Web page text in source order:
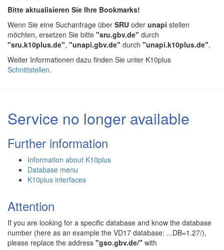
Bitte aktualisieren Sie Ihre Bookmarks!
Wenn Sie eine Suchanfrage über SRU oder unapi stellen
möchten, ersetzen Sie bitte "sru.gbv.de" durch
"sru.k10plus.de", "unapi.gbv.de" durch "unapi.k10plus.de".
Weiter Informationen dazu finden Sie unter K10plus
Schnittstellen.
Service no longer available
Further information
Information about K10plus
Database menu
K10plus interfaces
Attention
If you are looking for a specific database and know the database
number (here as an example the VD17 database: ...DB=1.27/),
please replace the address "gso.gbv.de/" with